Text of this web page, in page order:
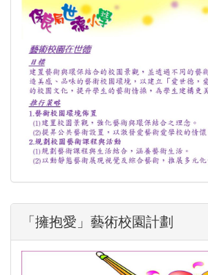
「擁抱愛」藝術校園計劃